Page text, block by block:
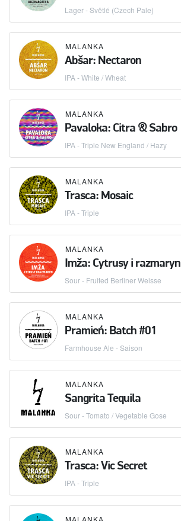
Lager - Světlé (Czech Pale)
MALANKA
Abšar: Nectaron
IPA - White / Wheat
MALANKA
Pavaloka: Citra & Sabro
IPA - Triple New England / Hazy
MALANKA
Trasca: Mosaic
IPA - Triple
MALANKA
Imža: Cytrusy i razmaryn
Sour - Fruited Berliner Weisse
MALANKA
Pramień: Batch #01
Farmhouse Ale - Saison
MALANKA
Sangrita Tequila
Sour - Tomato / Vegetable Gose
MALANKA
Trasca: Vic Secret
IPA - Triple
MALANKA